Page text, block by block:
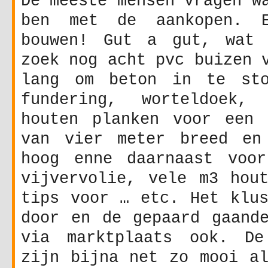
ben met de aankopen.
bouwen! Gut a gut,
zoek nog acht pvc buizen
lang om beton in te
fundering, worteldoek,
houten planken voor een
van vier meter breed
hoog enne daarnaast
vijvervolie, vele m3
tips voor … etc. Het
door en de gepaard
via marktplaats ook. De
zijn bijna net zo mooi